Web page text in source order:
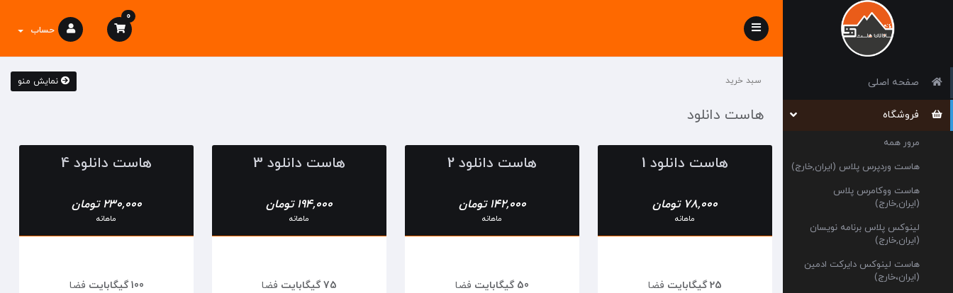
Toggle
navigation
0
حساب
صفحه اصلی
فروشگاه
مرور همه
هاست وردپرس پلاس (ایران,خارج)
هاست ووکامرس پلاس
(ایران,خارج)
لینوکس پلاس برنامه نویسان
(ایران,خارج)
هاست لینوکس دایرکت ادمین
(ایران،خارج)
سبد خرید
هاست دانلود
هاست دانلود 1
78,000 تومان
ماهانه
25 گیگابایت
فضا
هاست دانلود 2
142,000 تومان
ماهانه
50 گیگابایت
فضا
هاست دانلود 3
194,000 تومان
ماهانه
75 گیگابایت
فضا
هاست دانلود 4
230,000 تومان
ماهانه
100 گیگابایت
فضا